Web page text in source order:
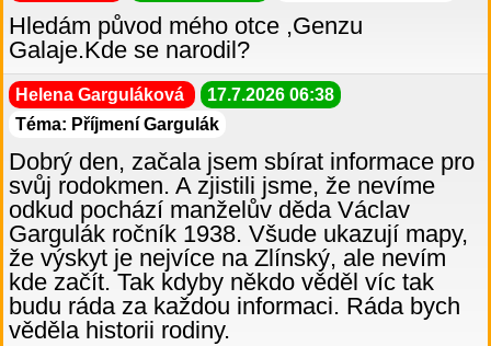
Hledám původ mého otce ,Genzu
Galaje.Kde se narodil?
Helena Garguláková
17.7.2026 06:38
Téma: Příjmení Gargulák
Dobrý den, začala jsem sbírat informace pro
svůj rodokmen. A zjistili jsme, že nevíme
odkud pochází manželův děda Václav
Gargulák ročník 1938. Všude ukazují mapy,
že výskyt je nejvíce na Zlínský, ale nevím
kde začít. Tak kdyby někdo věděl víc tak
budu ráda za každou informaci. Ráda bych
věděla historii rodiny.